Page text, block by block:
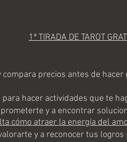
1ª TIRADA DE TAROT
compara precios antes de
para hacer actividades que te
y a encontrar
cómo atraer la energía del
y a reconocer tus